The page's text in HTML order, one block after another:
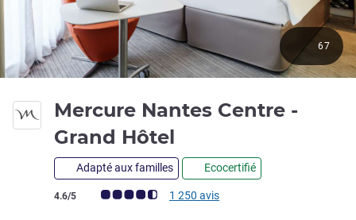
Mercure Nantes Centre -
Grand Hôtel
Adapté aux familles Ecocertifié
Note Avis clients (Note ALL)
4.6/5 1 250 avis
67